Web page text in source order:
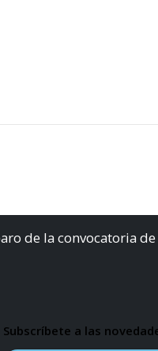
de la convocatoria
Subscríbete a las